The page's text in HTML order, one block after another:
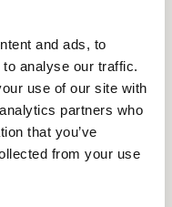
and ads, to
analyse our traffic.
use of our site with
partners who
that you’ve
from your use
jaune fluo